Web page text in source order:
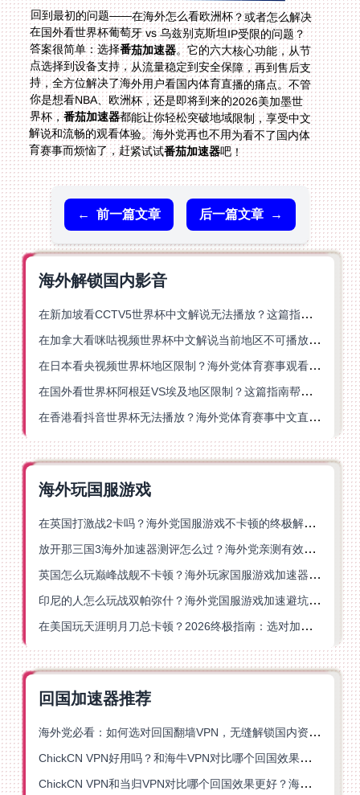
回到最初的问题——在海外怎么看欧洲杯？或者怎么解决
在国外看世界杯葡萄牙 vs 乌兹别克斯坦IP受限的问题？
答案很简单：选择番茄加速器。它的六大核心功能，从节
点选择到设备支持，从流量稳定到安全保障，再到售后支
持，全方位解决了海外用户看国内体育直播的痛点。不管
你是想看NBA、欧洲杯，还是即将到来的2026美加墨世
界杯，番茄加速器都能让你轻松突破地域限制，享受中文
解说和流畅的观看体验。海外党再也不用为看不了国内体
育赛事而烦恼了，赶紧试试番茄加速器吧！
← 前一篇文章 后一篇文章 →
海外解锁国内影音
在新加坡看CCTV5世界杯中文解说无法播放？这篇指南帮你解锁海外体育直播自由
在加拿大看咪咕视频世界杯中文解说当前地区不可播放？这篇指南帮你一键解决
在日本看央视频世界杯地区限制？海外党体育赛事观看终极指南
在国外看世界杯阿根廷VS埃及地区限制？这篇指南帮你搞定中文直播+解说
在香港看抖音世界杯无法播放？海外党体育赛事中文直播终极指南
海外玩国服游戏
在英国打激战2卡吗？海外党国服游戏不卡顿的终极解决方案
放开那三国3海外加速器测评怎么过？海外党亲测有效的国服游戏加速指南
英国怎么玩巅峰战舰不卡顿？海外玩家国服游戏加速器终极指南
印尼的人怎么玩战双帕弥什？海外党国服游戏加速避坑指南
在美国玩天涯明月刀总卡顿？2026终极指南：选对加速器让你丝滑连招
回国加速器推荐
海外党必看：如何选对回国翻墙VPN，无缝解锁国内资源？
ChickCN VPN好用吗？和海牛VPN对比哪个回国效果更好？
ChickCN VPN和当归VPN对比哪个回国效果更好？海外党亲测后选了它